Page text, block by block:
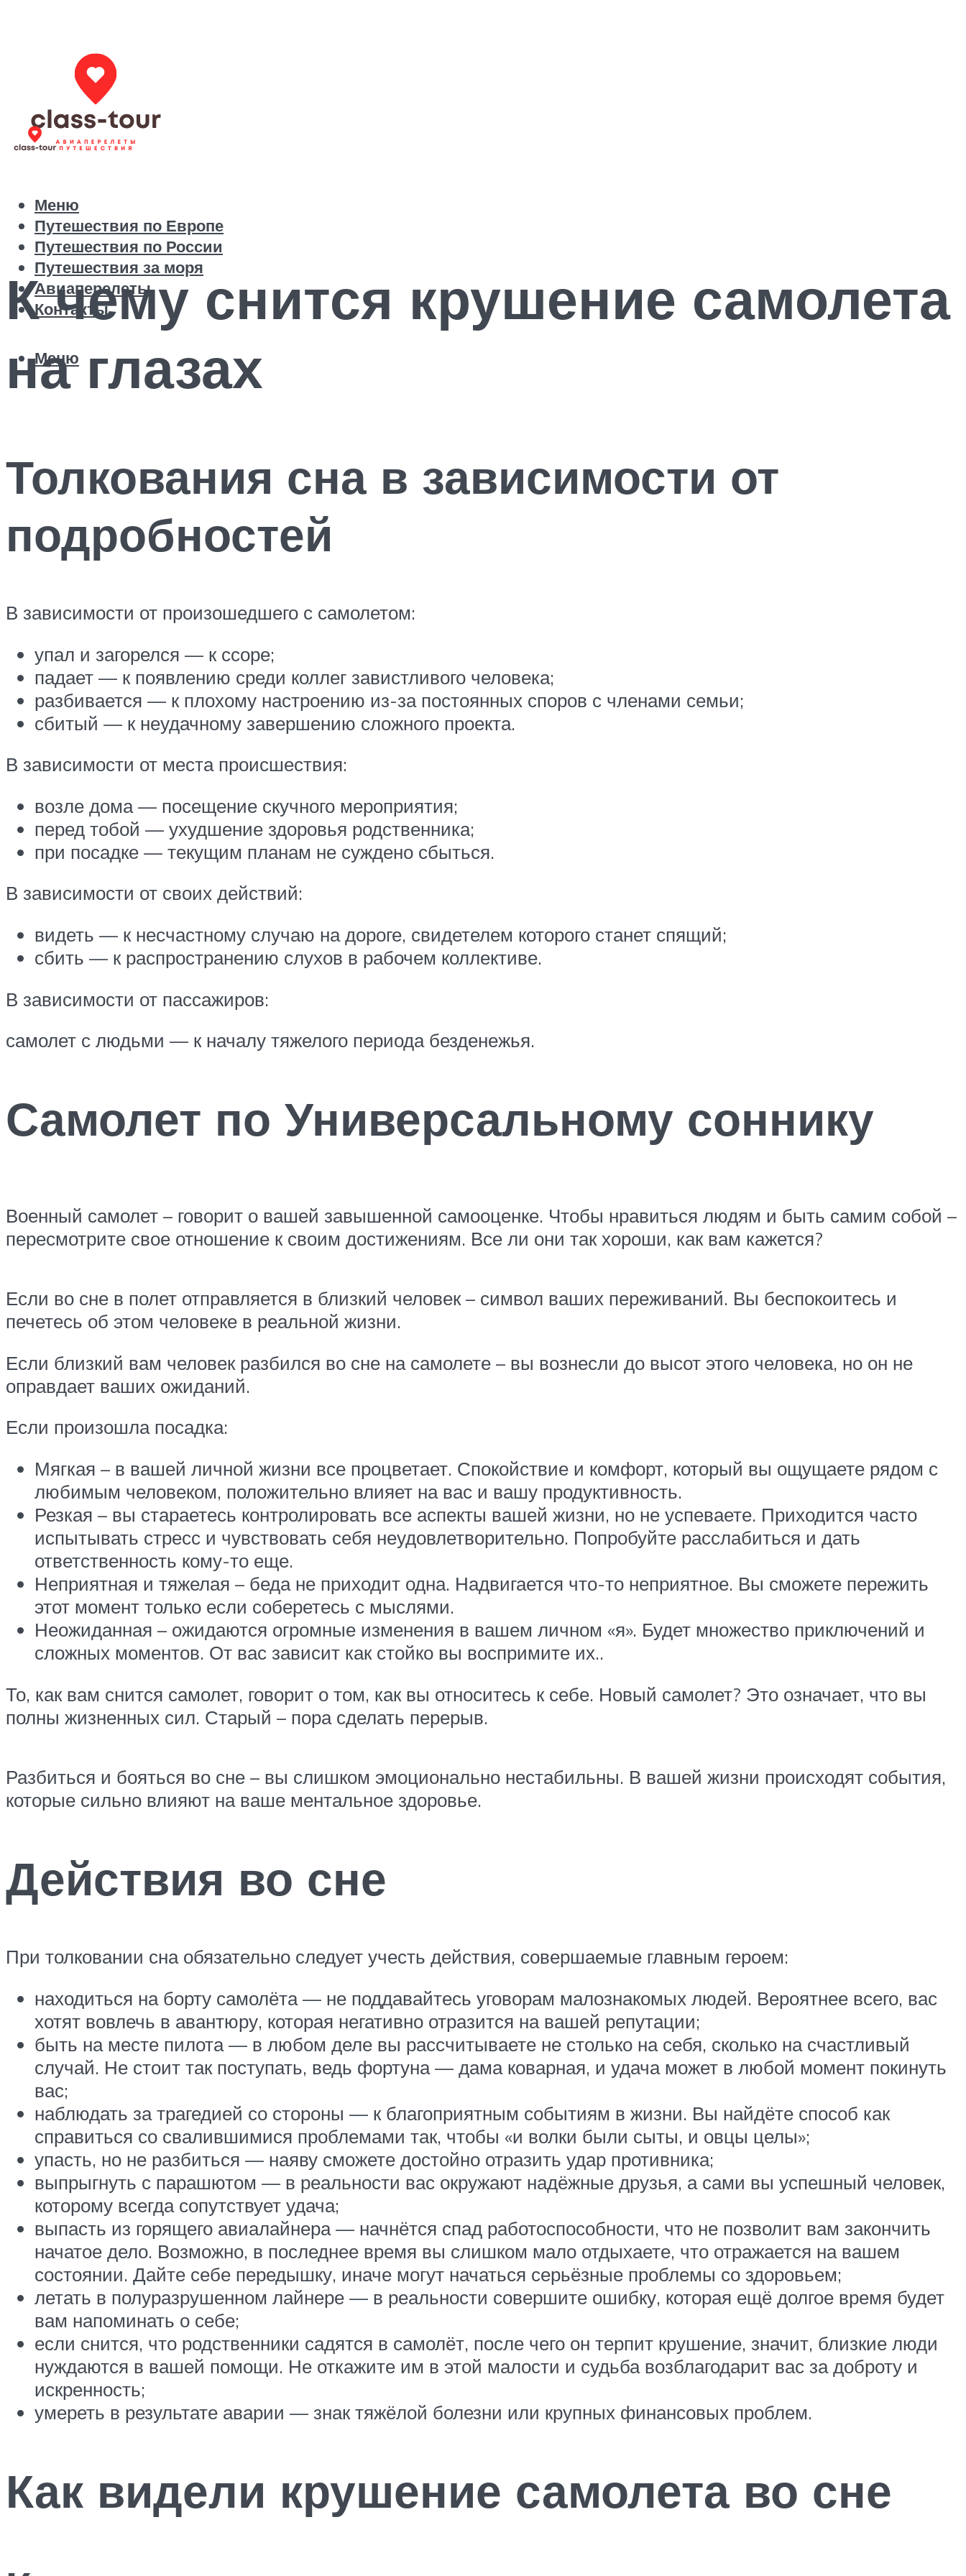
Путешествия по Европе
Путешествия по России
Путешествия за моря
Авиаперелеты
Контакты
Меню
Меню
К чему снится крушение самолета
на глазах
Толкования сна в зависимости от
подробностей
В зависимости от произошедшего с самолетом:
упал и загорелся — к ссоре;
падает — к появлению среди коллег завистливого человека;
разбивается — к плохому настроению из-за постоянных споров с членами семьи;
сбитый — к неудачному завершению сложного проекта.
В зависимости от места происшествия:
возле дома — посещение скучного мероприятия;
перед тобой — ухудшение здоровья родственника;
при посадке — текущим планам не суждено сбыться.
В зависимости от своих действий:
видеть — к несчастному случаю на дороге, свидетелем которого станет спящий;
сбить — к распространению слухов в рабочем коллективе.
В зависимости от пассажиров:
самолет с людьми — к началу тяжелого периода безденежья.
Самолет по Универсальному соннику
Военный самолет – говорит о вашей завышенной самооценке. Чтобы нравиться людям и быть самим собой –
пересмотрите свое отношение к своим достижениям. Все ли они так хороши, как вам кажется?
Если во сне в полет отправляется в близкий человек – символ ваших переживаний. Вы беспокоитесь и
печетесь об этом человеке в реальной жизни.
Если близкий вам человек разбился во сне на самолете – вы вознесли до высот этого человека, но он не
оправдает ваших ожиданий.
Если произошла посадка:
Мягкая – в вашей личной жизни все процветает. Спокойствие и комфорт, который вы ощущаете рядом с
любимым человеком, положительно влияет на вас и вашу продуктивность.
Резкая – вы стараетесь контролировать все аспекты вашей жизни, но не успеваете. Приходится часто
испытывать стресс и чувствовать себя неудовлетворительно. Попробуйте расслабиться и дать
ответственность кому-то еще.
Неприятная и тяжелая – беда не приходит одна. Надвигается что-то неприятное. Вы сможете пережить
этот момент только если соберетесь с мыслями.
Неожиданная – ожидаются огромные изменения в вашем личном «я». Будет множество приключений и
сложных моментов. От вас зависит как стойко вы воспримите их..
То, как вам снится самолет, говорит о том, как вы относитесь к себе. Новый самолет? Это означает, что вы
полны жизненных сил. Старый – пора сделать перерыв.
Разбиться и бояться во сне – вы слишком эмоционально нестабильны. В вашей жизни происходят события,
которые сильно влияют на ваше ментальное здоровье.
Действия во сне
При толковании сна обязательно следует учесть действия, совершаемые главным героем:
находиться на борту самолёта — не поддавайтесь уговорам малознакомых людей. Вероятнее всего, вас
хотят вовлечь в авантюру, которая негативно отразится на вашей репутации;
быть на месте пилота — в любом деле вы рассчитываете не столько на себя, сколько на счастливый
случай. Не стоит так поступать, ведь фортуна — дама коварная, и удача может в любой момент покинуть
вас;
наблюдать за трагедией со стороны — к благоприятным событиям в жизни. Вы найдёте способ как
справиться со свалившимися проблемами так, чтобы «и волки были сыты, и овцы целы»;
упасть, но не разбиться — наяву сможете достойно отразить удар противника;
выпрыгнуть с парашютом — в реальности вас окружают надёжные друзья, а сами вы успешный человек,
которому всегда сопутствует удача;
выпасть из горящего авиалайнера — начнётся спад работоспособности, что не позволит вам закончить
начатое дело. Возможно, в последнее время вы слишком мало отдыхаете, что отражается на вашем
состоянии. Дайте себе передышку, иначе могут начаться серьёзные проблемы со здоровьем;
летать в полуразрушенном лайнере — в реальности совершите ошибку, которая ещё долгое время будет
вам напоминать о себе;
если снится, что родственники садятся в самолёт, после чего он терпит крушение, значит, близкие люди
нуждаются в вашей помощи. Не откажите им в этой малости и судьба возблагодарит вас за доброту и
искренность;
умереть в результате аварии — знак тяжёлой болезни или крупных финансовых проблем.
Как видели крушение самолета во сне